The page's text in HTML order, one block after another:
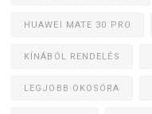
HUAWEI MATE 30 PRO
KÍNÁBÓL RENDELÉS
LEGJOBB OKOSÓRA